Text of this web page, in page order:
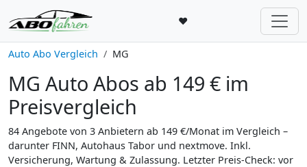
♥
Auto Abo Vergleich MG
MG Auto Abos ab 149 € im
Preisvergleich
84 Angebote von 3 Anbietern ab 149 €/Monat im Vergleich –
darunter FINN, Autohaus Tabor und nextmove. Inkl.
Versicherung, Wartung & Zulassung. Letzter Preis-Check: vor